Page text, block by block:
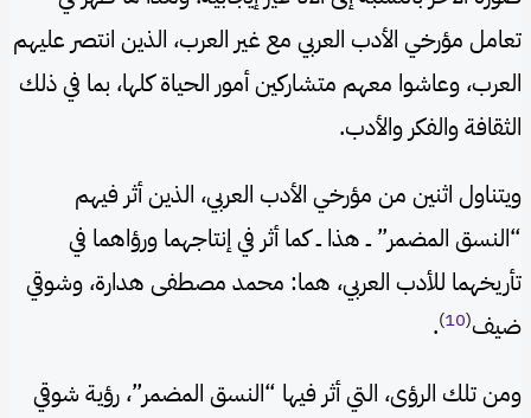
تعامل مؤرخي الأدب العربي مع غير العرب، الذين انتصر عليهم
العرب، وعاشوا معهم متشاركين أمور الحياة كلها، بما في ذلك
الثقافة والفكر والأدب.
ويتناول اثنين من مؤرخي الأدب العربي، الذين أثر فيهم
“النسق المضمر” ــ هذا ــ كما أثر في إنتاجهما ورؤاهما في
تأريخهما للأدب العربي، هما: محمد مصطفى هدارة، وشوقي
ضيف(
10
)
.
ومن تلك الرؤى، التي أثر فيها “النسق المضمر”، رؤية شوقي